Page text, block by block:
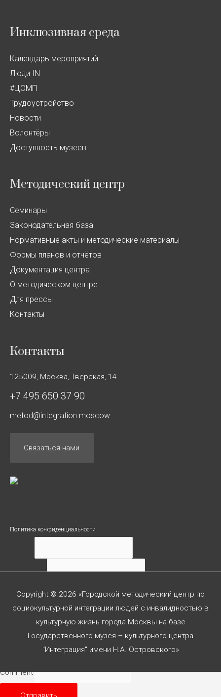
Инклюзивная среда
Календарь мероприятий
Люди IN
#ЦОМП
Трудоустройство
Новости
Волонтёры
Доступность музеев
Методический центр
Семинары
Законодательная база
Нормативные акты и методические материалы
Формы планов и отчётов
Документация центра
О методическом центре
Для прессы
Контакты
Контакты
125009, Москва, Тверская, 14
+7 495 650 37 90
metod@integration.moscow
Связаться нами
Политика конфиденциальности
Copyright © 2026 «Городской методический центр по
социокультурной интеграции людей с инвалидностью в
культурную жизнь города Москвы на базе
Государственного музея – культурного центра
"Интеграция" имени Н.А. Островского»
Comment